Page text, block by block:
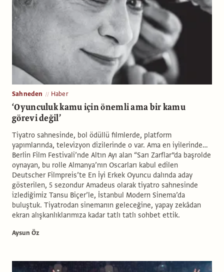
Sahneden Haber
‘Oyunculuk kamu için önemli ama bir kamu
görevi değil’
Tiyatro sahnesinde, bol ödüllü filmlerde, platform
yapımlarında, televizyon dizilerinde o var. Ama en iyilerinde…
Berlin Film Festivali’nde Altın Ayı alan “Sarı Zarflar”da başrolde
oynayan, bu rolle Almanya’nın Oscarları kabul edilen
Deutscher Filmpreis’te En İyi Erkek Oyuncu dalında aday
gösterilen, 5 sezondur Amadeus olarak tiyatro sahnesinde
izlediğimiz Tansu Biçer’le, İstanbul Modern Sinema’da
buluştuk. Tiyatrodan sinemanın geleceğine, yapay zekâdan
ekran alışkanlıklarımıza kadar tatlı tatlı sohbet ettik.
Aysun Öz